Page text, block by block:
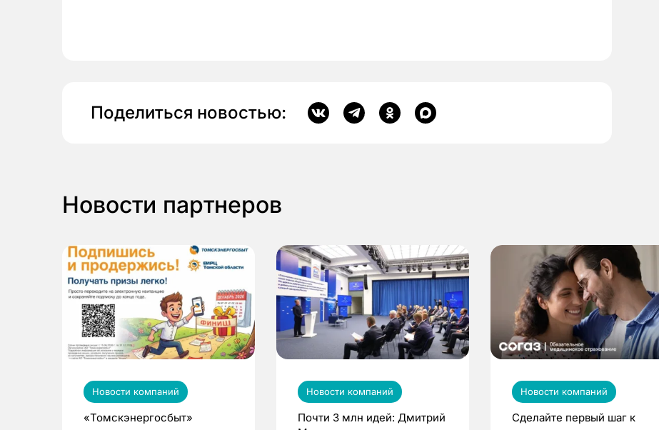
Поделиться новостью:
Новости партнеров
Новости компаний
«Томскэнергосбыт»
Новости компаний
Почти 3 млн идей: Дмитрий
Новости компаний
Сделайте первый шаг к